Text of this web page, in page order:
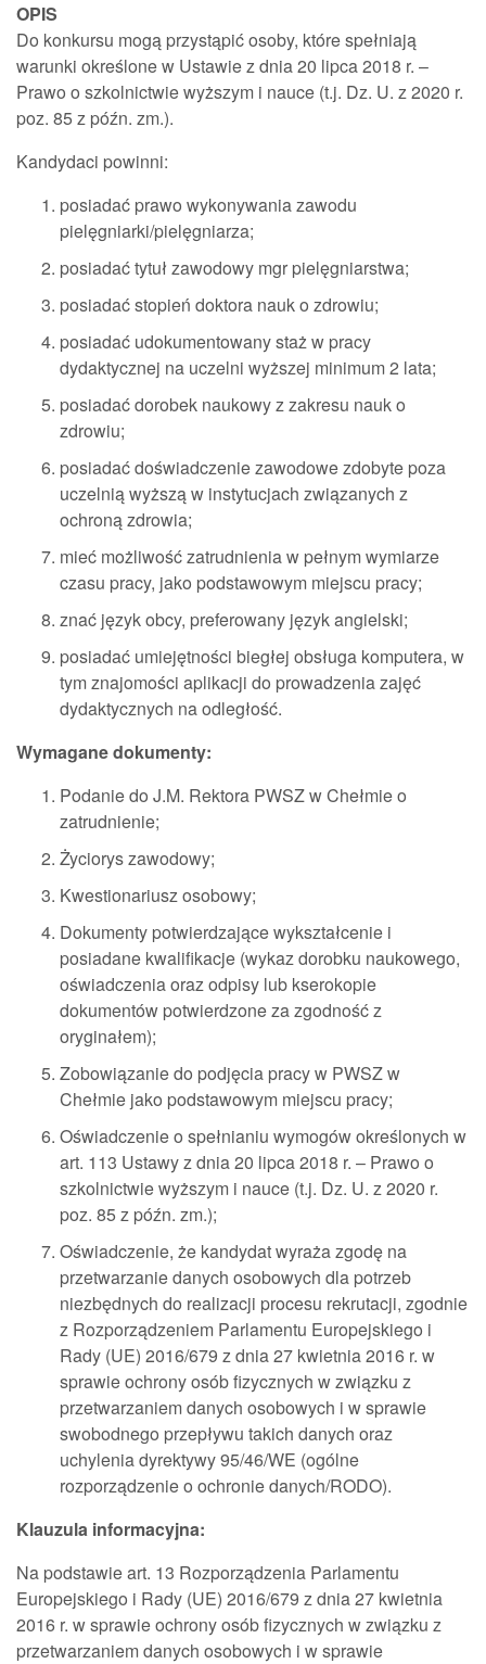
OPIS
Do konkursu mogą przystąpić osoby, które spełniają
warunki określone w Ustawie z dnia 20 lipca 2018 r. –
Prawo o szkolnictwie wyższym i nauce (t.j. Dz. U. z 2020 r.
poz. 85 z późn. zm.).
Kandydaci powinni:
posiadać prawo wykonywania zawodu
pielęgniarki/pielęgniarza;
posiadać tytuł zawodowy mgr pielęgniarstwa;
posiadać stopień doktora nauk o zdrowiu;
posiadać udokumentowany staż w pracy
dydaktycznej na uczelni wyższej minimum 2 lata;
posiadać dorobek naukowy z zakresu nauk o
zdrowiu;
posiadać doświadczenie zawodowe zdobyte poza
uczelnią wyższą w instytucjach związanych z
ochroną zdrowia;
mieć możliwość zatrudnienia w pełnym wymiarze
czasu pracy, jako podstawowym miejscu pracy;
znać język obcy, preferowany język angielski;
posiadać umiejętności biegłej obsługa komputera, w
tym znajomości aplikacji do prowadzenia zajęć
dydaktycznych na odległość.
Wymagane dokumenty:
Podanie do J.M. Rektora PWSZ w Chełmie o
zatrudnienie;
Życiorys zawodowy;
Kwestionariusz osobowy;
Dokumenty potwierdzające wykształcenie i
posiadane kwalifikacje (wykaz dorobku naukowego,
oświadczenia oraz odpisy lub kserokopie
dokumentów potwierdzone za zgodność z
oryginałem);
Zobowiązanie do podjęcia pracy w PWSZ w
Chełmie jako podstawowym miejscu pracy;
Oświadczenie o spełnianiu wymogów określonych w
art. 113 Ustawy z dnia 20 lipca 2018 r. – Prawo o
szkolnictwie wyższym i nauce (t.j. Dz. U. z 2020 r.
poz. 85 z późn. zm.);
Oświadczenie, że kandydat wyraża zgodę na
przetwarzanie danych osobowych dla potrzeb
niezbędnych do realizacji procesu rekrutacji, zgodnie
z Rozporządzeniem Parlamentu Europejskiego i
Rady (UE) 2016/679 z dnia 27 kwietnia 2016 r. w
sprawie ochrony osób fizycznych w związku z
przetwarzaniem danych osobowych i w sprawie
swobodnego przepływu takich danych oraz
uchylenia dyrektywy 95/46/WE (ogólne
rozporządzenie o ochronie danych/RODO).
Klauzula informacyjna:
Na podstawie art. 13 Rozporządzenia Parlamentu
Europejskiego i Rady (UE) 2016/679 z dnia 27 kwietnia
2016 r. w sprawie ochrony osób fizycznych w związku z
przetwarzaniem danych osobowych i w sprawie